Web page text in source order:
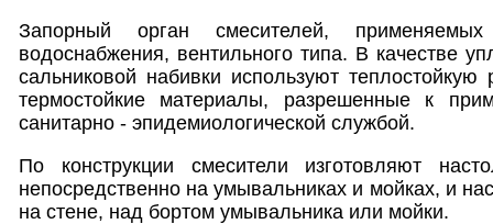
Запорный орган смесителей,
водоснабжения, вентильного типа. В качестве
сальниковой набивки используют
термостойкие материалы, разрешенные к
санитарно - эпидемиологической службой.
По конструкции смесители изготовляют
непосредственно на умывальниках и мойках, и
на стене, над бортом умывальника или мойки.